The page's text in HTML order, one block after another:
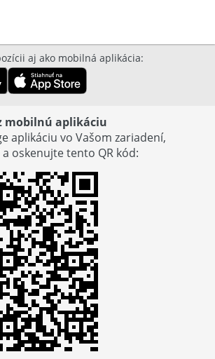
aj ako mobilná aplikácia:
mobilnú aplikáciu
aplikáciu vo Vašom zariadení,
oskenujte tento QR kód: